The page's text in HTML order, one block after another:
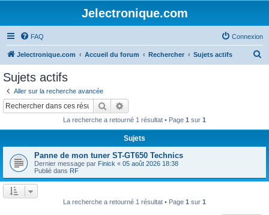
Jelectronique.com
FAQ Connexion
Jelectronique.com Accueil du forum Rechercher Sujets actifs
r
Sujets actifs
Aller sur la recherche avancée
Rechercher
La recherche a retourné 1 résultat • Page 1 sur 1
Sujets
Panne de mon tuner ST-GT650 Technics
Dernier message par Finick « 05 août 2026 18:38
Publié dans RF
La recherche a retourné 1 résultat • Page 1 sur 1